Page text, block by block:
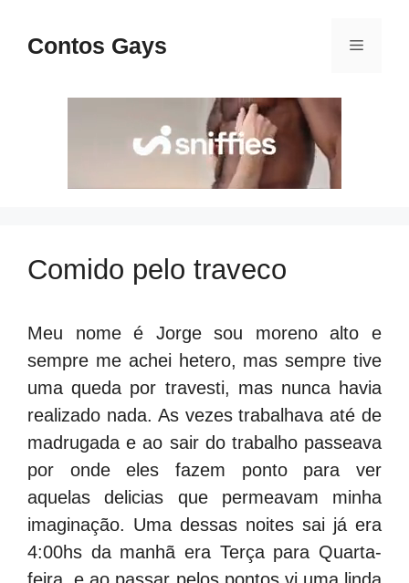
paraContos Gays Menu
Comido pelo traveco
Meu nome é Jorge sou moreno alto e
sempre me achei hetero, mas sempre tive
uma queda por travesti, mas nunca havia
realizado nada. As vezes trabalhava até de
madrugada e ao sair do trabalho passeava
por onde eles fazem ponto para ver
aquelas delicias que permeavam minha
imaginação. Uma dessas noites sai já era
4:00hs da manhã era Terça para Quarta-